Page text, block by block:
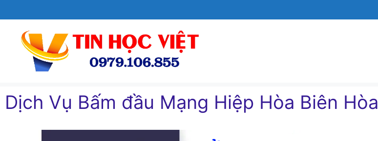
đến
Dịch Vụ Bấm đầu Mạng Hiệp Hòa Biên Hòa